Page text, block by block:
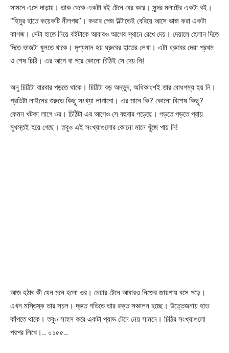
সামনে এসে দাড়ায়। তাক থেকে একটা বই টেনে বের করে। সুন্দর মলাটের একটা বই।
“হিমুর হাতে কয়েকটি নীলপদ্ম”। কভার পেজ উল্টাতেই বেরিয়ে আসে ভাজ করা একটা
কাগজ। সেটা হাতে নিয়ে বইটাকে আবারও আগের স্থানে রেখে দেয়। দেয়ালে হেলান দিতে
দিতে ভাজটা খুলতে থাকে। দৃশ্যমান হয় ধ্রুবের হাতের লেখা। এটা ধ্রুবের দেয়া প্রথম
ও শেষ চিঠি। এর আগে বা পরে কোনো চিঠিই সে দেয় নি!
অনু চিঠিটা বারবার পড়তে থাকে। চিঠিটা বড় অদ্ভুদ, অধিকাংশই তার বোধগম্য হয় নি।
প্রতিটা লাইনের শুরুতে কিছু সংখ্যা লাগানো। এর মানে কি? কোনো বিশেষ কিছু?
কেমন খটকা লাগে ওর। চিঠিটা এর আগেও সে বহুবার পড়েছে। পড়তে পড়তে প্রায়
মুখস্তই হয়ে গেছে। তবুও এই সংখ্যাগুলোর কোনো মানে খুঁজে পায় নি!
আজ হঠাৎ কী যেন মনে হলো ওর। চেয়ার টেনে আবারও নিজের জায়গায় বসে পড়ে।
এখন মস্তিষ্ক তার সচল। দ্রুত গতিতে তার রক্ত সঞ্চালন হচ্ছে। উত্তেজনায় হাত
কাঁপতে থাকে। তবুও সাহস করে একটা প্যাড টেনে নেয় সামনে। চিঠির সংখ্যাগুলো
পরপর লিখে।.. ০১৫৫..